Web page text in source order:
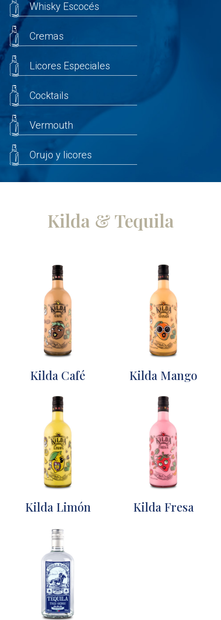
Whisky Escocés
Cremas
Licores Especiales
Cocktails
Vermouth
Orujo y licores
Kilda & Tequila
Kilda Café Kilda Mango
Kilda Limón Kilda Fresa